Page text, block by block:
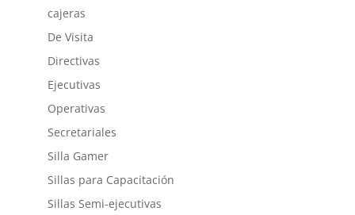
cajeras
De Visita
Directivas
Ejecutivas
Operativas
Secretariales
Silla Gamer
Sillas para Capacitación
Sillas Semi-ejecutivas